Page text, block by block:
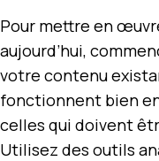
Pour mettre en
aujourd’hui,
votre contenu
fonctionnent bien
celles qui doivent
Utilisez des outils